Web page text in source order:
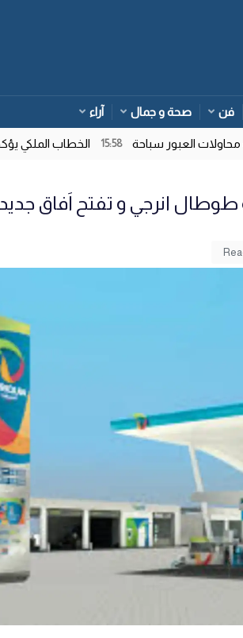
فن صحة و جمال آراء
العبور سباحة 15:58 الخطاب الملكي يؤكد
طوطال انرجي و تفتح اَفاق